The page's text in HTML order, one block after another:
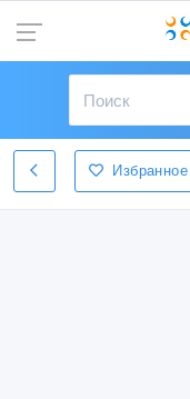
Избранное